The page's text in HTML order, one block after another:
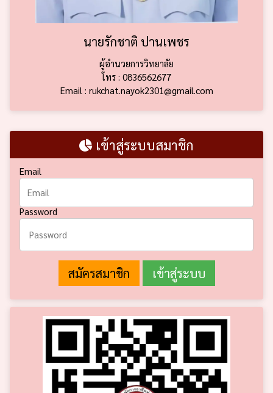
นายรักชาติ ปานเพชร
ผู้อำนวยการวิทยาลัย
โทร : 0836562677
Email : rukchat.nayok2301@gmail.com
เข้าสู่ระบบสมาชิก
Email
Password
สมัครสมาชิก